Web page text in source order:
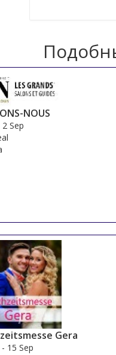
NOUS
2 Sep
Gera
- 15 Sep